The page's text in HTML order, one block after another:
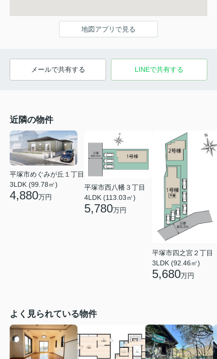
地図アプリで見る
メールで共有する LINEで共有する
近隣の物件
平塚市めぐみが丘１丁目
3LDK (99.78㎡)
4,880万円
平塚市西八幡３丁目
4LDK (113.03㎡)
5,780万円
平塚市四之宮２丁目
3LDK (92.46㎡)
5,680万円
よく見られている物件